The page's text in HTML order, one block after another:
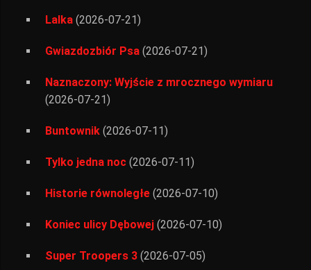
Lalka (2026-07-21)
Gwiazdozbiór Psa (2026-07-21)
Naznaczony: Wyjście z mrocznego wymiaru
(2026-07-21)
Buntownik (2026-07-11)
Tylko jedna noc (2026-07-11)
Historie równoległe (2026-07-10)
Koniec ulicy Dębowej (2026-07-10)
Super Troopers 3 (2026-07-05)